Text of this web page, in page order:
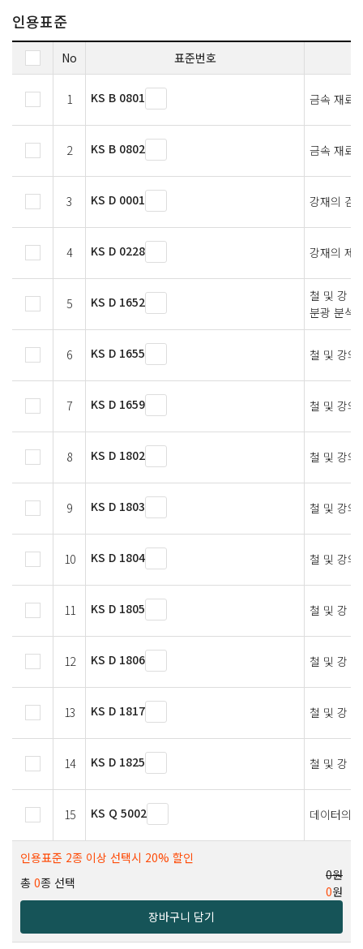
인용표준
No 표준번호
1 KS B 0801 금속 재료
2 KS B 0802 금속 재료
3 KS D 0001 강재의 검
4 KS D 0228 강재의 제
5 KS D 1652
철 및 강 —
분광 분석
6 KS D 1655 철 및 강의
7 KS D 1659 철 및 강의
8 KS D 1802 철 및 강의
9 KS D 1803 철 및 강의
10 KS D 1804 철 및 강의
11 KS D 1805 철 및 강 —
12 KS D 1806 철 및 강 —
13 KS D 1817 철 및 강 —
14 KS D 1825 철 및 강 —
15 KS Q 5002 데이터의
인용표준 2종 이상 선택시 20% 할인
총 0종 선택
0원
0원
장바구니 담기